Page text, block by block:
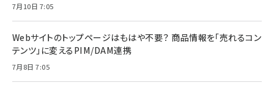
7月10日 7:05
Webサイトのトップページはもはや不要？ 商品情報を「売れるコン
テンツ」に変えるPIM/DAM連携
7月8日 7:05